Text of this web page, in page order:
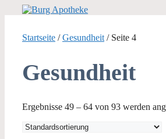
Startseite /Gesundheit / Seite 4
Gesundheit
Ergebnisse 49 – 64 von 93 werden